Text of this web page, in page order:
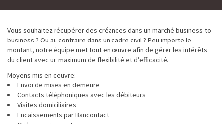
Vous souhaitez récupérer des créances dans un marché business-to-
business ? Ou au contraire dans un cadre civil ? Peu importe le
montant, notre équipe met tout en œuvre afin de gérer les intérêts
du client avec un maximum de flexibilité et d’efficacité.
Moyens mis en oeuvre:
Envoi de mises en demeure
Contacts téléphoniques avec les débiteurs
Visites domiciliaires
Encaissements par Bancontact